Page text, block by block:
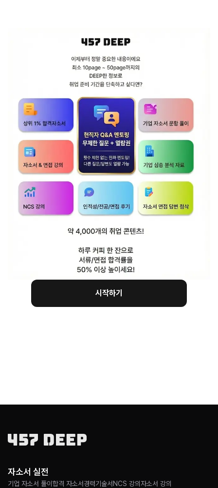
시작하기
자소서 실전
기업 자소서 풀이 합격 자소서경력기술서 NCS 강의자소서 강의